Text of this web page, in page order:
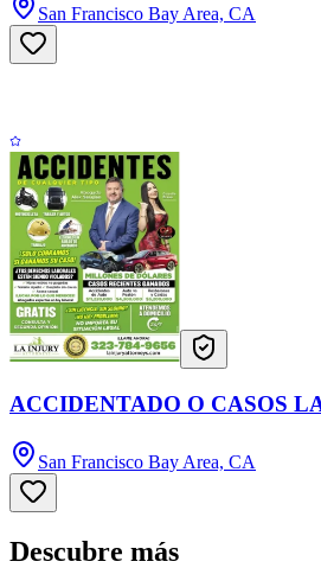
San Francisco Bay Area, CA
ACCIDENTADO O CASOS
San Francisco Bay Area, CA
Descubre más